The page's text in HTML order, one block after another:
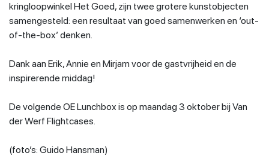
kringloopwinkel Het Goed, zijn twee grotere kunstobjecten
samengesteld: een resultaat van goed samenwerken en ‘out-
of-the-box’ denken.
Dank aan Erik, Annie en Mirjam voor de gastvrijheid en de
inspirerende middag!
De volgende OE Lunchbox is op maandag 3 oktober bij Van
der Werf Flightcases.
(foto’s: Guido Hansman)